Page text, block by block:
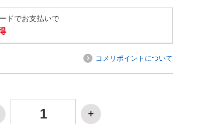
ドでお支払いで
コメリポイントについて